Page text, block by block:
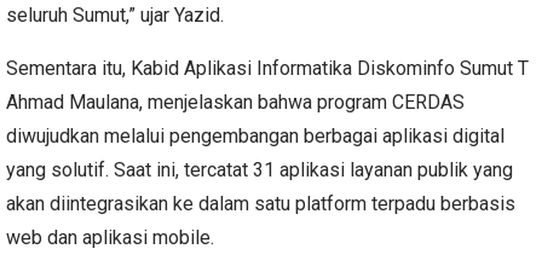
seluruh Sumut,” ujar Yazid.
Sementara itu, Kabid Aplikasi Informatika Diskominfo Sumut T
Ahmad Maulana, menjelaskan bahwa program CERDAS
diwujudkan melalui pengembangan berbagai aplikasi digital
yang solutif. Saat ini, tercatat 31 aplikasi layanan publik yang
akan diintegrasikan ke dalam satu platform terpadu berbasis
web dan aplikasi mobile.